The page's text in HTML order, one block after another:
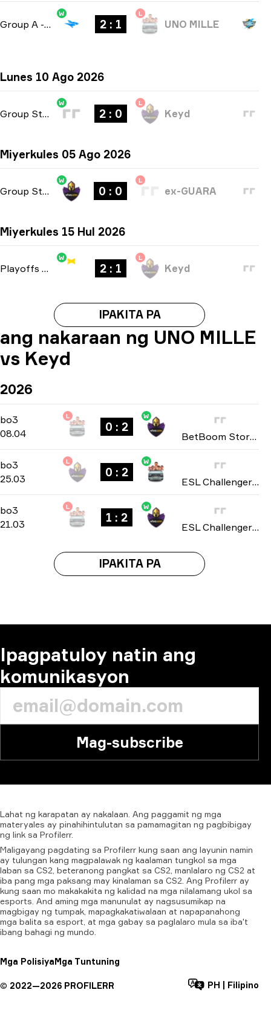
Group A - bo3
W
2 : 1
L
UNO MILLE
Lunes 10 Ago 2026
Group Stage -bo3
W
2 : 0
L
Keyd
Miyerkules 05 Ago 2026
Group Stage -bo3
W
0 : 0
L
ex-GUARA
Miyerkules 15 Hul 2026
Playoffs
W
2 : 1
L
Keyd
IPAKITA PA
ang nakaraan ng UNO MILLE
vs Keyd
2026
bo3 -bo3
08.04
L
0 : 2
W
BetBoom Storm: Season 2 2026
bo3 -bo3
25.03
L
0 : 2
W
ESL Challenger League: South America Cup #2 season 51 2026
bo3 -bo3
21.03
L
1 : 2
W
ESL Challenger League: South America Cup #2 season 51 2026
IPAKITA PA
Ipagpatuloy natin ang
komunikasyon
Mag-subscribe
Lahat ng karapatan ay nakalaan. Ang paggamit ng mga
materyales ay pinahihintulutan sa pamamagitan ng pagbibigay
ng link sa Profilerr.
Maligayang pagdating sa Profilerr kung saan ang layunin namin
ay tulungan kang magpalawak ng kaalaman tungkol sa mga
laban sa CS2, beteranong pangkat sa CS2, manlalaro ng CS2 at
iba pang mga paksang may kinalaman sa CS2. Ang Profilerr ay
kung saan mo makakakita ng kalidad na mga nilalamang ukol sa
esports. And aming mga manunulat ay nagsusumikap na
magbigay ng tumpak, mapagkakatiwalaan at napapanahong
mga balita sa esport, at mga gabay sa paglalaro mula sa iba't
ibang bahagi ng mundo.
Mga PolisiyaMga Tuntuning
© 2022—2026 PROFILERR PH Filipino